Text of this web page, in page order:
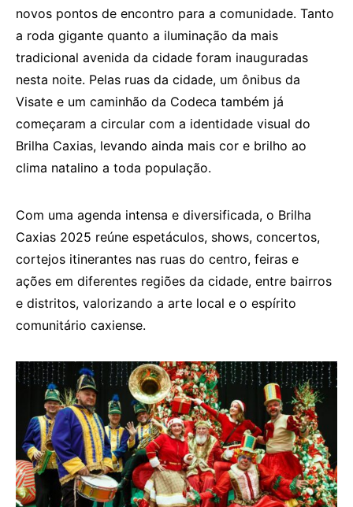
novos pontos de encontro para a comunidade. Tanto
a roda gigante quanto a iluminação da mais
tradicional avenida da cidade foram inauguradas
nesta noite. Pelas ruas da cidade, um ônibus da
Visate e um caminhão da Codeca também já
começaram a circular com a identidade visual do
Brilha Caxias, levando ainda mais cor e brilho ao
clima natalino a toda população.
Com uma agenda intensa e diversificada, o Brilha
Caxias 2025 reúne espetáculos, shows, concertos,
cortejos itinerantes nas ruas do centro, feiras e
ações em diferentes regiões da cidade, entre bairros
e distritos, valorizando a arte local e o espírito
comunitário caxiense.